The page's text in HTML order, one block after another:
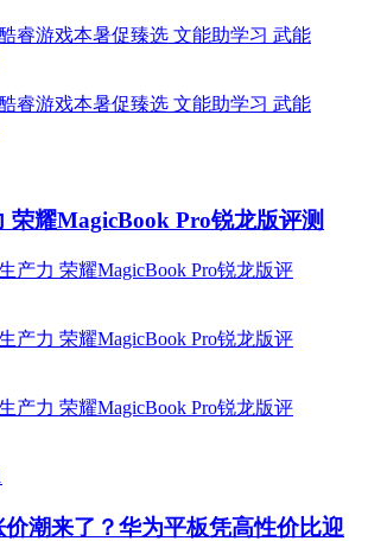
荣耀MagicBook Pro锐龙版评测
潮来了？华为平板凭高性价比迎